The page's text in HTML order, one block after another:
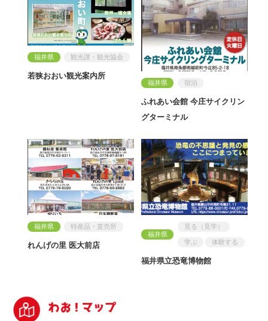
福井県 観光課・観光協会
若狭おおい観光案内所
福井県 宿泊
ふれあい会館 今庄サイクリン
グターミナル
福井県 特産品・直売所
れんげの里 医大前店
福井県
見る（見学）
学ぶ 体験する
福井県立恐竜博物館